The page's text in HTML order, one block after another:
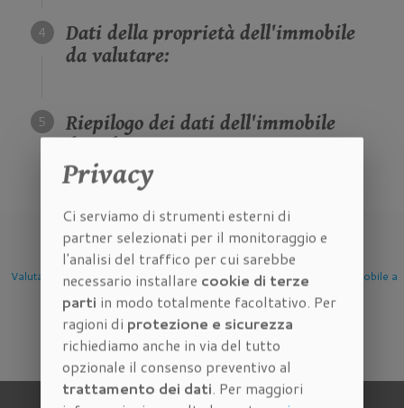
Dati della proprietà dell'immobile
da valutare:
Riepilogo dei dati dell'immobile
da valutare:
Valutazione Immobile a
Firenze
Valutazione Immobile a
Scandicci
Valutazione
Sesto Fiorentino
Privacy
Ci serviamo di strumenti esterni di
partner selezionati per il monitoraggio e
l'analisi del traffico per cui sarebbe
necessario installare cookie di terze
parti in modo totalmente facoltativo. Per
ragioni di protezione e sicurezza
richiediamo anche in via del tutto
opzionale il consenso preventivo al
trattamento dei dati. Per maggiori